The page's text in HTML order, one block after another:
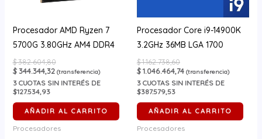
Procesador AMD Ryzen 7
5700G 3.80GHz AM4 DDR4
$382.604,80
$344.344,32 (transferencia)
3CUOTAS SIN INTERÉS DE
$127.534,93
AÑADIR AL CARRITO
Procesadores
Procesador Core i9-14900K
3.2GHz 36MB LGA 1700
$1.162.738,60
$1.046.464,74 (transferencia)
3 CUOTAS SIN INTERÉS DE
$387.579,53
AÑADIR AL CARRITO
Procesadores